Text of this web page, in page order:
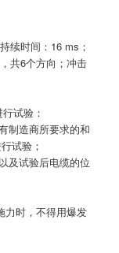
续时间：16 ms；
共6个方向；冲击
试验：
制造商所要求的和
试验；
及试验后电缆的位
力时，不得用爆发